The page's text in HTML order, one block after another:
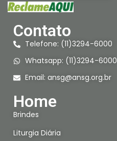
Contato
Telefone: (11)3294-6000
Whatsapp: (11)3294-6000
Email: ansg@ansg.org.br
Home
Brindes
Liturgia Diária